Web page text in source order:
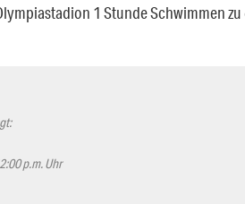
1 Stunde Schwimmen
p.m. Uhr